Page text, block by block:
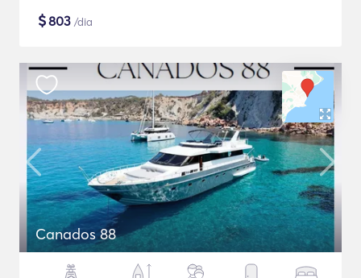
$803 /dia
Canados 88